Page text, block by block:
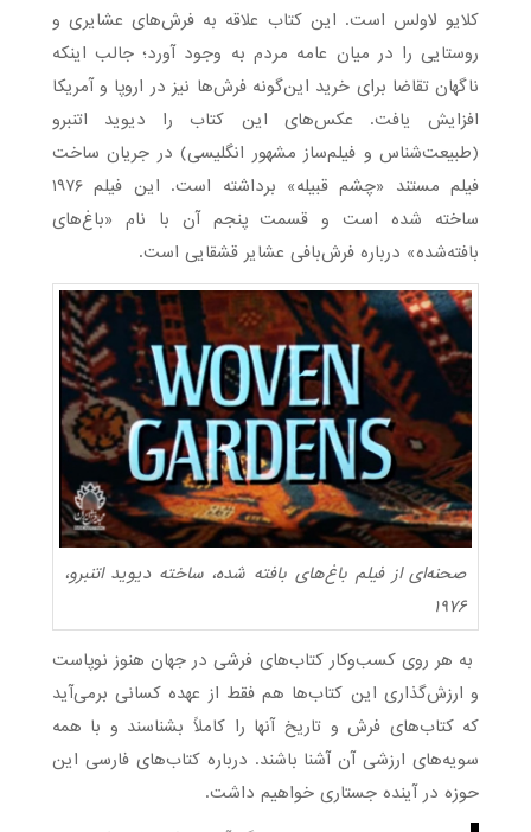
کلایو لاولس است. این کتاب علاقه به فرش‌های عشایری و
روستایی را در میان عامه مردم به وجود آورد؛ جالب اینکه
ناگهان تقاضا برای خرید این‌گونه فرش‌ها نیز در اروپا و آمریکا
افزایش یافت. عکس‌های این کتاب را دیوید اتنبرو
(طبیعت‌شناس و فیلم‌ساز مشهور انگلیسی) در جریان ساخت
فیلم مستند «چشم قبیله» برداشته است. این فیلم ۱۹۷۶
ساخته شده است و قسمت پنجم آن با نام «باغ‌های
بافته‌شده» درباره فرش‌بافی عشایر قشقایی است.
صحنه‌ای از فیلم باغ‌های بافته شده، ساخته دیوید اتنبرو،
۱۹۷۶
به هر روی کسب‌وکار کتاب‌های فرشی در جهان هنوز نوپاست
و ارزش‌گذاری این کتاب‌ها هم فقط از عهده کسانی برمی‌آید
که کتاب‌های فرش و تاریخ آنها را کاملاً بشناسند و با همه
سویه‌های ارزشی آن آشنا باشند. درباره کتاب‌های فارسی این
حوزه در آینده جستاری خواهیم داشت.